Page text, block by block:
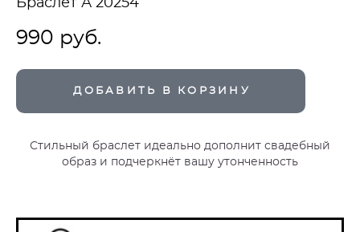
Браслет А 20254
990 pуб.
ДОБАВИТЬ В КОРЗИНУ
Стильный браслет идеально дополнит свадебный
образ и подчеркнёт вашу утонченность